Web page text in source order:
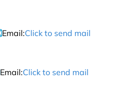
Email:Click to send mail
Email:Click to send mail